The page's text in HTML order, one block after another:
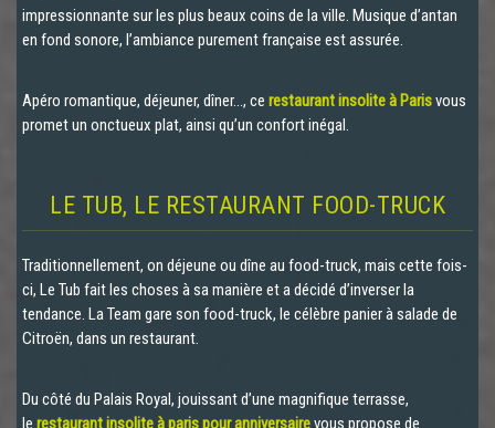
impressionnante sur les plus beaux coins de la ville. Musique d’antan
en fond sonore, l’ambiance purement française est assurée.
Apéro romantique, déjeuner, dîner…, ce restaurant insolite à Parisvous
promet un onctueux plat, ainsi qu’un confort inégal.
LE TUB, LE RESTAURANT FOOD-TRUCK
Traditionnellement, on déjeune ou dîne au food-truck, mais cette fois-
ci, Le Tub fait les choses à sa manière et a décidé d’inverser la
tendance. La Team gare son food-truck, le célèbre panier à salade de
Citroën, dans un restaurant.
Du côté du Palais Royal, jouissant d’une magnifique terrasse,
le restaurant insolite à paris pour anniversairevous propose de